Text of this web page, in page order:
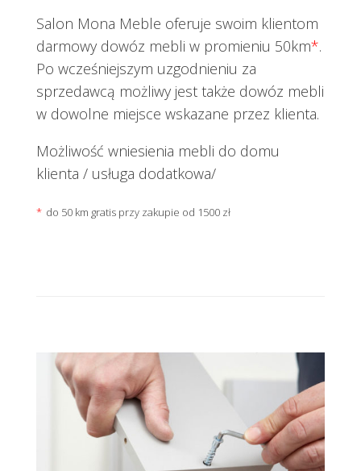
Salon Mona Meble oferuje swoim klientom
darmowy dowóz mebli w promieniu 50km*.
Po wcześniejszym uzgodnieniu za
sprzedawcą możliwy jest także dowóz mebli
w dowolne miejsce wskazane przez klienta.
Możliwość wniesienia mebli do domu
klienta / usługa dodatkowa/
* do 50 km gratis przy zakupie od 1500 zł